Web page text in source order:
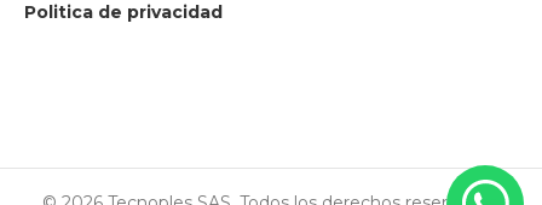
Politica de privacidad